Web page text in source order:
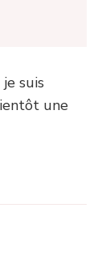
suis
une